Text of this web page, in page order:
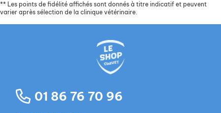
** Les points de fidélité affichés sont donnés à titre indicatif et peuvent
varier après sélection de la clinique vétérinaire.
01 86 76 70 96